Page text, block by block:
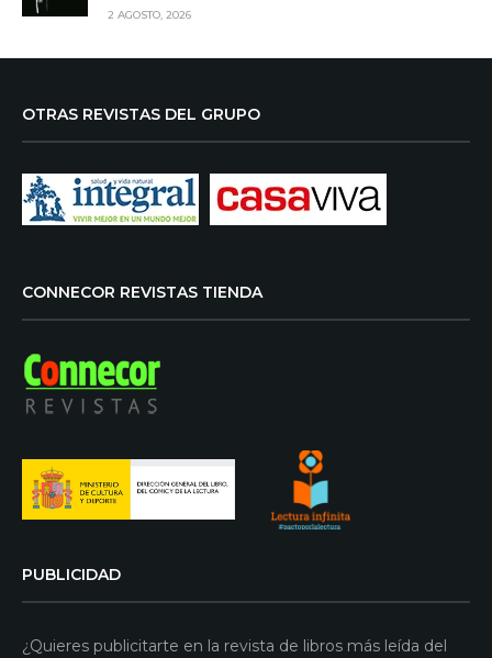
2 AGOSTO, 2026
OTRAS REVISTAS DEL GRUPO
CONNECOR REVISTAS TIENDA
PUBLICIDAD
¿Quieres publicitarte en la revista de libros más leída del